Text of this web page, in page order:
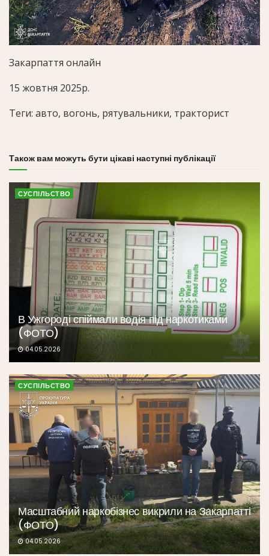
Закарпаття онлайн
15 жовтня 2025р.
Теги: авто, вогонь, рятувальники, тракторист
Також вам можуть бути цікаві наступні публікації
СУСПІЛЬСТВО
В Ужгороді спіймали водія під наркотиками
(ФОТО)
04.05.2026
СУСПІЛЬСТВО
Масштабний наркобізнес викрили на Закарпатті
(ФОТО)
04.05.2026